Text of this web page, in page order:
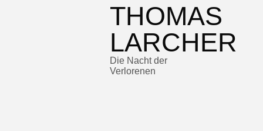
THOMAS
LARCHER
Die Nacht der
Verlorenen